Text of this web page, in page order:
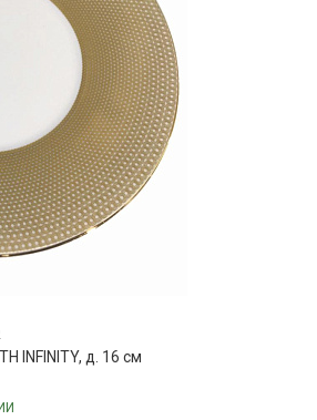
INFINITY, д. 16 см